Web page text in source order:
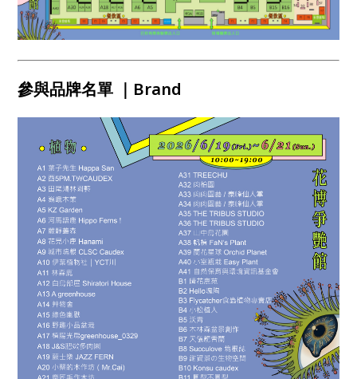
參與品牌名單 ｜Brand